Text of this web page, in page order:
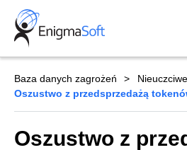
Skip
content
Baza danych zagrożeń
Oszustwo z przedsprzedażą
Oszustwo z